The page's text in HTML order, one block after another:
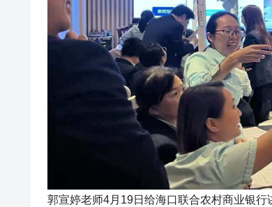
郭宣婷老师4月19日给海口联合农村商业银行